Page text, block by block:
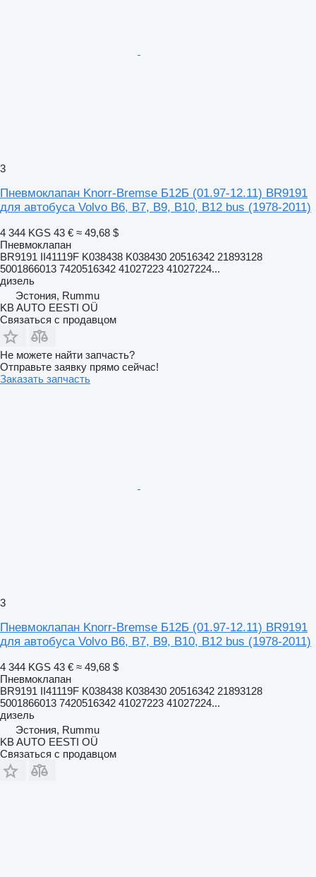
3
Пневмоклапан Knorr-Bremse Б12Б (01.97-12.11) BR9191
для автобуса Volvo B6, B7, B9, B10, B12 bus (1978-2011)
4 344 KGS 43 € ≈ 49,68 $
Пневмоклапан
BR9191 II41119F K038438 K038430 20516342 21893128
5001866013 7420516342 41027223 41027224...
дизель
Эстония, Rummu
KB AUTO EESTI OÜ
Связаться с продавцом
Не можете найти запчасть?
Отправьте заявку прямо сейчас!
Заказать запчасть
3
Пневмоклапан Knorr-Bremse Б12Б (01.97-12.11) BR9191
для автобуса Volvo B6, B7, B9, B10, B12 bus (1978-2011)
4 344 KGS 43 € ≈ 49,68 $
Пневмоклапан
BR9191 II41119F K038438 K038430 20516342 21893128
5001866013 7420516342 41027223 41027224...
дизель
Эстония, Rummu
KB AUTO EESTI OÜ
Связаться с продавцом